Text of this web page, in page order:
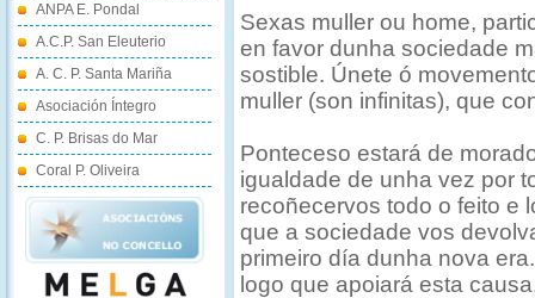
ANPA E. Pondal
A.C.P. San Eleuterio
A. C. P. Santa Mariña
Asociación Íntegro
C. P. Brisas do Mar
Coral P. Oliveira
Sexas muller ou home,
en favor dunha sociedade
sostible. Únete ó
muller (son infinitas), que
Ponteceso estará de
igualdade de unha vez por
recoñecervos todo o feito e
que a sociedade vos
primeiro día dunha nova
logo que apoiará esta